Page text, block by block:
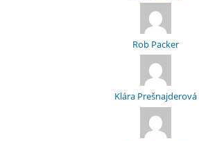
Rob Packer
Klára Prešnajderová